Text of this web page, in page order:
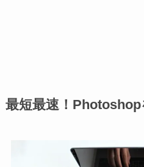
最短最速！